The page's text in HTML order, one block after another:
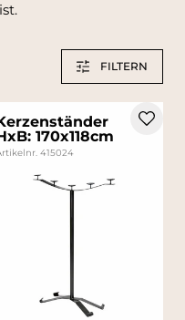
FILTERN
170x118cm
415024